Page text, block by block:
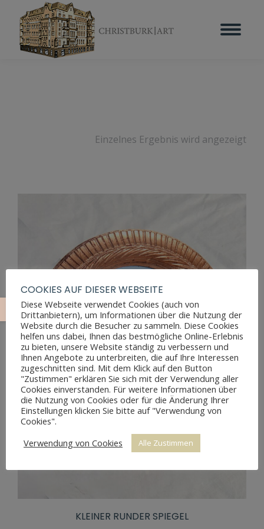
Einzelnes Ergebnis wird angezeigt
KLEINER RUNDER SPIEGEL
COOKIES AUF DIESER WEBSEITE
Diese Webseite verwendet Cookies (auch von
Drittanbietern), um Informationen über die Nutzung der
Website durch die Besucher zu sammeln. Diese Cookies
helfen uns dabei, Ihnen das bestmögliche Online-Erlebnis
zu bieten, unsere Website ständig zu verbessern und
Ihnen Angebote zu unterbreiten, die auf Ihre Interessen
zugeschnitten sind. Mit dem Klick auf den Button
"Zustimmen" erklären Sie sich mit der Verwendung aller
Cookies einverstanden. Für weitere Informationen über
die Nutzung von Cookies oder für die Änderung Ihrer
Einstellungen klicken Sie bitte auf "Verwendung von
Cookies".
Verwendung von Cookies
Alle Zustimmen